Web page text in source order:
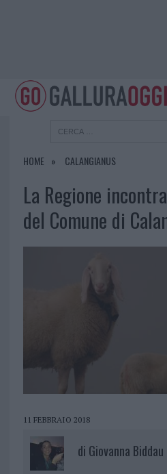
HOME CALANGIANUS
La Regione
del Comune di
11 FEBBRAIO 2018
di Giovanna Biddau